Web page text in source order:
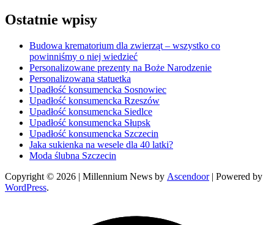
Ostatnie wpisy
Budowa krematorium dla zwierząt – wszystko co
powinniśmy o niej wiedzieć
Personalizowane prezenty na Boże Narodzenie
Personalizowana statuetka
Upadłość konsumencka Sosnowiec
Upadłość konsumencka Rzeszów
Upadłość konsumencka Siedlce
Upadłość konsumencka Słupsk
Upadłość konsumencka Szczecin
Jaka sukienka na wesele dla 40 latki?
Moda ślubna Szczecin
Copyright © 2026 | Millennium News by Ascendoor| Powered by
WordPress.